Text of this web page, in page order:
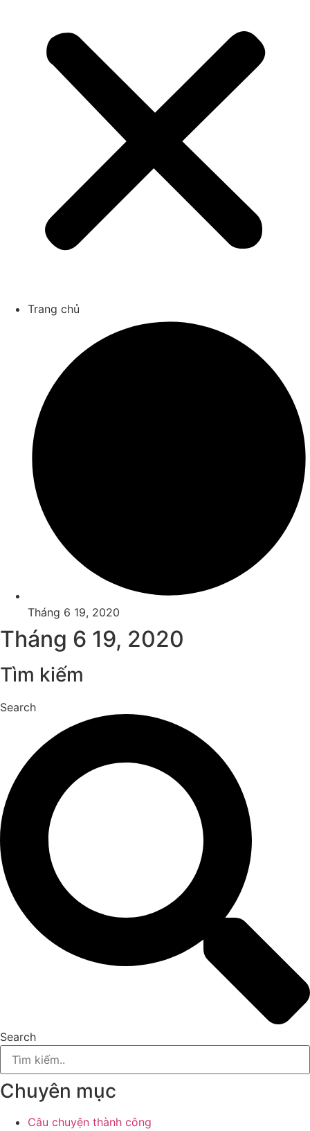
Trang chủ
Tháng 6 19, 2020
Tháng 6 19, 2020
Tìm kiếm
Search
Search
Chuyên mục
Câu chuyện thành công